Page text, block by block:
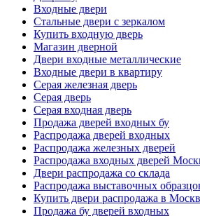
Входные двери
Стальные двери с зеркалом
Купить входную дверь
Магазин дверной
Двери входные металлические
Входные двери в квартиру
Серая железная дверь
Серая дверь
Серая входная дверь
Продажа дверей входных бу
Распродажа дверей входных
Распродажа железных дверей
Распродажа входных дверей
Двери распродажа со склада
Распродажа выставочных
Купить двери распродажа в
Продажа бу дверей входных